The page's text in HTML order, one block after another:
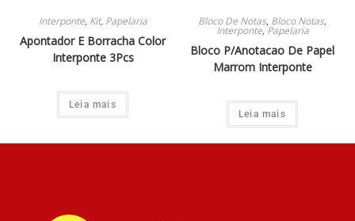
Interponte, Kit, Papelaria
Apontador E Borracha Color
Interponte 3Pcs
Leia mais
Bloco De Notas, Bloco Notas,
Interponte,Papelaria
Bloco P/Anotacao De Papel
Marrom Interponte
Leia mais